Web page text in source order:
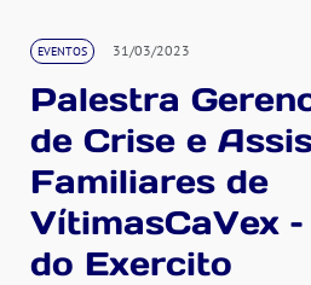
EVENTOS 31/03/2023
Palestra
de Crise e
Familiares de
VítimasCaVex
do Exercito